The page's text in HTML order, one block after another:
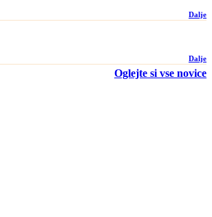
Dalje
Dalje
Oglejte si vse novice